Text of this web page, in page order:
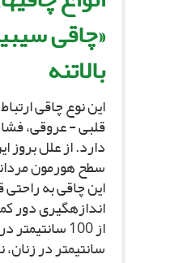
«چاقى
بالاتنه‏
این نوع چاقى
دارد. از علل بروز
سطح هورمون
این چاقى به راحتى
اندازه‏گیرى دور
سانتى‏متر در